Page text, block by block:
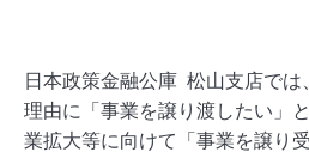
日本政策金融公庫 松山支店では
理由に「事業を譲り渡したい」
業拡大等に向けて「事業を譲り